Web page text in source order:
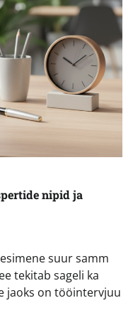
nipid ja
suur samm
tekitab sageli ka
jaoks on tööintervjuu